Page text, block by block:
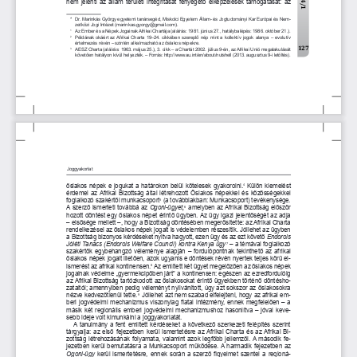
127
  *  dr.
marinkás györgy egyetemi tanársegéd, miskolci egyetem Állam- és jogtudományi kar  európai és nem-
zetközi jogi Intézet (marinkas.gyorgy@gmail.com).
1
  Az ember és a
népek jogainak Afrikai Chartája (aláírás: 1981. június 27., hatálybalépés: 1986. október 21.).
  Példának okáért az Afrikai Charta 19–24. cikkében szereplő nép mint a kollektív jogok alanya – evolutív
értelmezés révén – szintén alkalmazható az őslakos népekre.
3
  AeSz Charta (aláírás: 1963. május 25.), 3. cikk – a Chartát 2002. július 9-én, az Afrikai
unió megalakulását
követően hatályon kívül helyezték. – Forrás: http://www.au.int/en/about/nutshell (2013. augusztus 9-i letöltés).
Joggyakorlat
őslakos népek e jogukat a határokon belül kötelesek gyakorolni. 4
külön kiemelést
érdemel az Afrikai Bizottság által létrehozott őslakos népekkel és közösségekkel
foglalkozó szakértői munkacsoport5 (a továbbiakban: munkacsoport) tevékenysége.
A szerző ismerteti továbbá az Ogoni-ügyet,6 amelyben az Afrikai Bizottság először
hozott döntést egy őslakos népet érintő ügyben. Az ügy igazi jelentőségét az adja
– elsősége mellett –, hogy a Bizottság döntésében megerősítette: az Afrikai Charta
rendelkezései az őslakos népek jogait is védelemben részesítik. jóllehet az ügyben
a Bizottság bizonyos kérdéseket nyitva hagyott, ezen ügy és az ezt követő Endorois
Jóléti Tanács (Endorois Welfare Council) kontra Kenya ügy7 – a témával foglalkozó
szakértők egybehangzó véleménye alapján – fordulópontnak tekinthető az afrikai
őslakos népek jogait illetően, azok ugyanis e döntések révén nyertek teljes körű el-
ismerést az afrikai kontinensen.8 Az említett két ügyet megelőzően az őslakos népek
jogainak védelme „gyermekcipőben járt” a kontinensen: egészen az ezredfordulóig
az Afrikai Bizottság tartózkodott az őslakosokat érintő ügyekben történő döntésho-
zataltól; amennyiben pedig véleményt nyilvánított, úgy azt sokszor az őslakosokra
nézve kedvezőtlenül tette. 9 jóllehet azt nem szabad elfelejteni, hogy az afrikai em-
beri jogvédelmi mechanizmus viszonylag fiatal intézmény, ennek megfelelően – a
másik két regionális emberi jogvédelmi mechanizmushoz hasonlítva – jóval keve-
sebb ideje volt kimunkálni a joggyakorlatát.
A tanulmány a fent említett kérdéseket a következő szerkezeti felépítés szerint
tárgyalja: az első fejezetben kerül ismertetésre az Afrikai Charta és az Afrikai Bi-
zottság létrehozásának folyamata, valamint azok legfőbb jellemzői. A második fe-
jezetben kerül bemutatásra a munkacsoport működése. A harmadik fejezetben az
Ogoni-ügy kerül ismertetésre, ennek során a szerző figyelmet szentel a regioná-